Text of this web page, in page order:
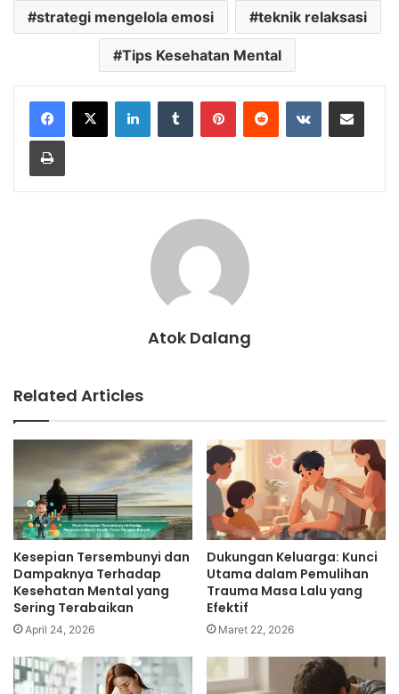
strategi mengelola emosi teknik relaksasi
Tips Kesehatan Mental
LinkedInTumblr PinterestReddit VKontakteShare via Email
Print
Atok Dalang
Related Articles
Kesepian Tersembunyi dan
Dampaknya Terhadap
Kesehatan Mental yang
Sering Terabaikan
April 24, 2026
Dukungan Keluarga: Kunci
Utama dalam Pemulihan
Trauma Masa Lalu yang
Efektif
Maret 22, 2026